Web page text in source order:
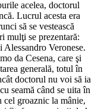
acelea, doctorul
Lucrul acesta era
să se vestească
mulţi se prezentară:
Veronese.
da Cesena, care şi
generală, totul în
doctorul nu voi să ia
seamă când se uita în
groaznic la mânie,